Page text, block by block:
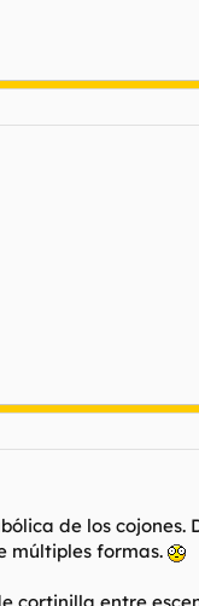
de los cojones.
múltiples formas.
cortinilla entre